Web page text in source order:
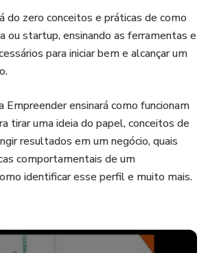
do zero conceitos e práticas de como
ou startup, ensinando as ferramentas e
para iniciar bem e alcançar um
Empreender ensinará como funcionam
tirar uma ideia do papel, conceitos de
resultados em um negócio, quais
comportamentais de um
identificar esse perfil e muito mais.